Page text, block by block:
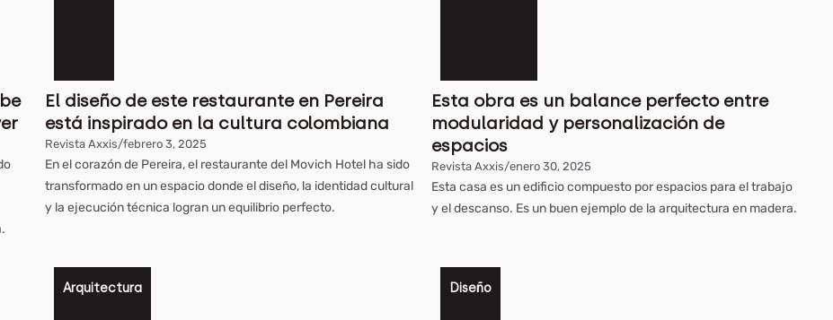
El diseño de este restaurante en Pereira
está inspirado en la cultura colombiana
Revista Axxis/febrero 3, 2025
En el corazón de Pereira, el restaurante del Movich Hotel ha sido
transformado en un espacio donde el diseño, la identidad cultural
y la ejecución técnica logran un equilibrio perfecto.
Esta obra es un balance perfecto entre
modularidad y personalización de
espacios
Revista Axxis/enero 30, 2025
Esta casa es un edificio compuesto por espacios para el trabajo
y el descanso. Es un buen ejemplo de la arquitectura en madera.
Arquitectura Diseño